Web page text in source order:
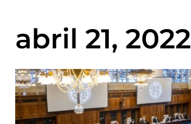
abril 21, 2022